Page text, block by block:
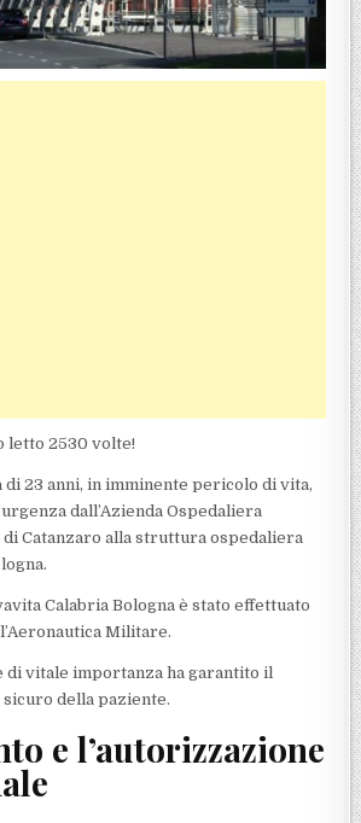
letto 2530 volte!
di 23 anni, in imminente pericolo di vita,
dall’Azienda Ospedaliera
di Catanzaro alla struttura ospedaliera
Calabria Bologna è stato effettuato
Militare.
di vitale importanza ha garantito il
della paziente.
e l’autorizzazione